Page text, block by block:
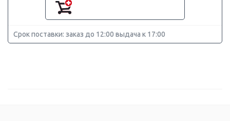
Срок поставки: заказ до 12:00 выдача к 17:00